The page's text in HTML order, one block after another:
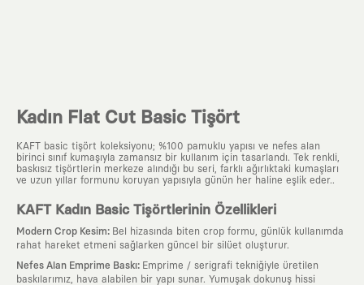
Kadın Flat Cut Basic Tişört
KAFT basic tişört koleksiyonu; %100 pamuklu yapısı ve nefes alan
birinci sınıf kumaşıyla zamansız bir kullanım için tasarlandı. Tek renkli,
baskısız tişörtlerin merkeze alındığı bu seri, farklı ağırlıktaki kumaşları
ve uzun yıllar formunu koruyan yapısıyla günün her haline eşlik eder..
KAFT Kadın Basic Tişörtlerinin Özellikleri
Modern Crop Kesim: Bel hizasında biten crop formu, günlük kullanımda
rahat hareket etmeni sağlarken güncel bir silüet oluşturur.
Nefes Alan Emprime Baskı: Emprime / serigrafi tekniğiyle üretilen
baskılarımız, hava alabilen bir yapı sunar. Yumuşak dokunuş hissi